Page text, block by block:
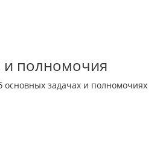
и полномочия
основных задачах и полномочиях